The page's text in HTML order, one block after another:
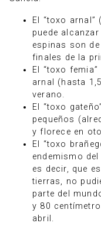
El “toxo arnal” (
puede
espinas son
finales de la
El “toxo femia”
arnal (hasta
verano.
El “toxo
pequeños
y florece en
El “toxo
endemismo
es decir, que
tierras, no
parte del
y 80
abril.